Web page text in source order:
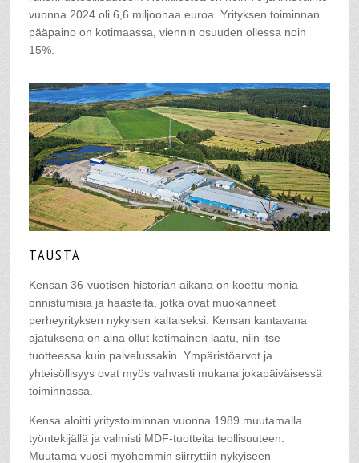
vuonna 2024 oli 6,6 miljoonaa euroa. Yrityksen toiminnan
pääpaino on kotimaassa, viennin osuuden ollessa noin
15%.
TAUSTA
Kensan 36-vuotisen historian aikana on koettu monia
onnistumisia ja haasteita, jotka ovat muokanneet
perheyrityksen nykyisen kaltaiseksi. Kensan kantavana
ajatuksena on aina ollut kotimainen laatu, niin itse
tuotteessa kuin palvelussakin. Ympäristöarvot ja
yhteisöllisyys ovat myös vahvasti mukana jokapäiväisessä
toiminnassa.
Kensa aloitti yritystoiminnan vuonna 1989 muutamalla
työntekijällä ja valmisti MDF-tuotteita teollisuuteen.
Muutama vuosi myöhemmin siirryttiin nykyiseen